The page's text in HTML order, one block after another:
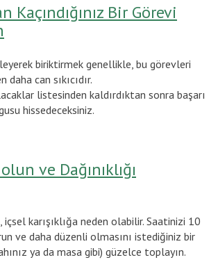
Kaçındığınız Bir Görevi
biriktirmek genellikle, bu görevleri
can sıkıcıdır.
listesinden kaldırdıktan sonra başarı
hissedeceksiniz.
ve Dağınıklığı
içsel karışıklığa neden olabilir. Saatinizi 10
ve daha düzenli olmasını istediğiniz bir
ya da masa gibi) güzelce toplayın.